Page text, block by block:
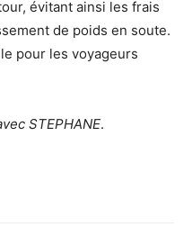
évitant ainsi les frais
de poids en soute.
pour les voyageurs
STEPHANE.